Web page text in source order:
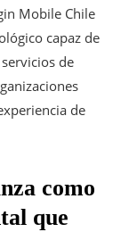
Mobile Chile
capaz de
de
de
como
que